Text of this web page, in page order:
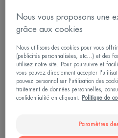
Crème
Nous vous proposons une
grâce aux cookies
Nous utilisons des cookies pour vous
(publicités personnalisées, etc...) et des
utilisez notre site. Pour poursuivre et
vous pouvez directement accepter
pouvez personnaliser l'utilisation des
traitement de données personnelles,
confidentialité en cliquant:
Politique de
Paramètres